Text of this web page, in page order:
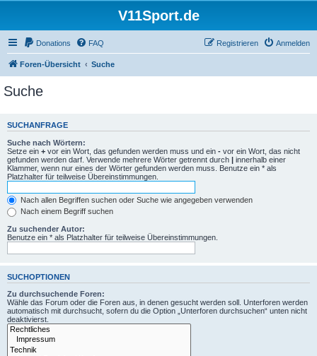
V11Sport.de
Donations FAQ Anmelden
Registrieren
Foren-Übersicht Suche
Suche
SUCHANFRAGE
Suche nach Wörtern:
Setze ein + vor ein Wort, das gefunden werden muss und ein - vor ein Wort, das nicht
gefunden werden darf. Verwende mehrere Wörter getrennt durch | innerhalb einer
Klammer, wenn nur eines der Wörter gefunden werden muss. Benutze ein * als
Platzhalter für teilweise Übereinstimmungen.
Nach allen Begriffen suchen oder Suche wie angegeben verwenden
Nach einem Begriff suchen
Zu suchender Autor:
Benutze ein * als Platzhalter für teilweise Übereinstimmungen.
SUCHOPTIONEN
Zu durchsuchende Foren:
Wähle das Forum oder die Foren aus, in denen gesucht werden soll. Unterforen werden
automatisch mit durchsucht, sofern du die Option „Unterforen durchsuchen“ unten nicht
deaktivierst.